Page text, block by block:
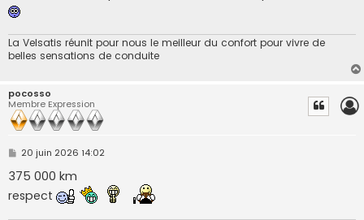
La Velsatis réunit pour nous le meilleur du confort pour vivre de
belles sensations de conduite
pocosso
Membre Expression
M
s
s
a
20 juin 2026 14:02
375 000 km
respect